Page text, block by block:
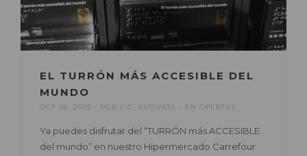
EL TURRÓN MÁS ACCESIBLE DEL
MUNDO
OCT 28, 2025 POR C.C. AUGUSTA EN OFERTAS
Ya puedes disfrutar del “TURRÓN más ACCESIBLE
del mundo” en nuestro Hipermercado Carrefour